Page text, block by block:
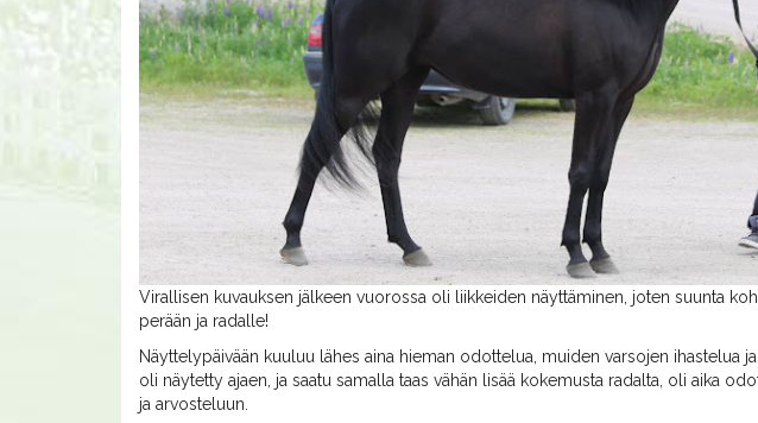
Virallisen kuvauksen jälkeen vuorossa oli liikkeiden näyttäminen, joten suunta
perään ja radalle!
Näyttelypäivään kuuluu lähes aina hieman odottelua, muiden varsojen ihastelua
oli näytetty ajaen, ja saatu samalla taas vähän lisää kokemusta radalta, oli aika
ja arvosteluun.